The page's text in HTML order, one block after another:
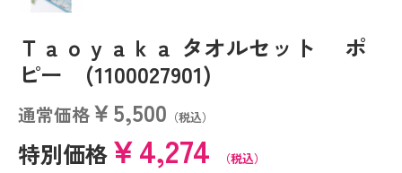
Ｔａｏｙａｋａ タオルセット ポ
ピー (1100027901)
通常価格￥5,500 （税込）
特別価格￥4,274 （税込）